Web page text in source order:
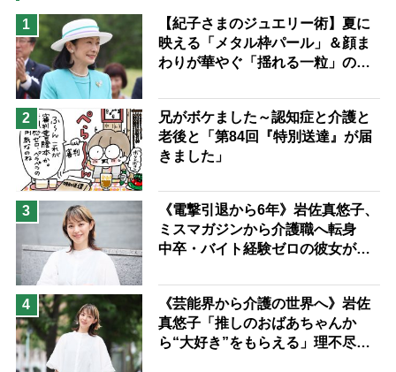
猫が母になつきません
息子の遠距離介護サバイバル術
兄がボケました
予防法
1
【紀子さまのジュエリー術】夏に
映える「メタル枠パール」＆顔ま
わりが華やぐ「揺れる一粒」の使
2
兄がボケました～認知症と介護と
老後と「第84回『特別送達』が届
きました」
3
《電撃引退から6年》岩佐真悠子、
ミスマガジンから介護職へ転身
中卒・バイト経験ゼロの彼女が見
ながら自分らしくいられる」
4
《芸能界から介護の世界へ》岩佐
真悠子「推しのおばあちゃんか
ら“大好き”をもらえる」理不尽さ